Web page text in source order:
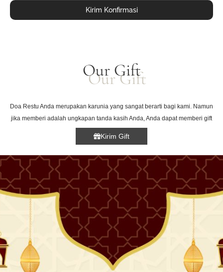
Kirim Konfirmasi
Our Gift
Doa Restu Anda merupakan karunia yang sangat berarti bagi kami. Namun
jika memberi adalah ungkapan tanda kasih Anda, Anda dapat memberi gift
Kirim Gift